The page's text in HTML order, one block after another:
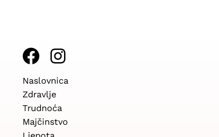
F
a
c
e
b
I
n
s
t
a
Naslovnica
Zdravlje
Trudnoća
Majčinstvo